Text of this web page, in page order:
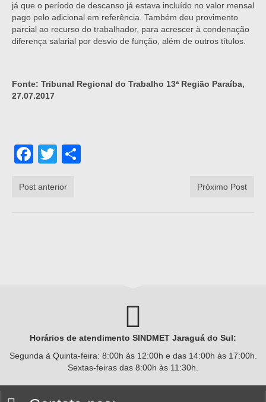
já que o período de descanso já estava incluído no valor mensal
pago pelo adicional em referência. Também deu provimento
parcial ao recurso do trabalhador, para acrescer à condenação
diferença salarial por desvio de função, além de outros títulos.
Fonte: Tribunal Regional do Trabalho 13ª Região Paraíba,
27.07.2017
Facebook
Twitter
Post anterior Próximo Post
Horários de atendimento SINDMET Jaraguá do Sul:
Segunda à Quinta-feira: 8:00h às 12:00h e das 14:00h às 17:00h.
Sextas-feiras das 8:00h às 11:30h.